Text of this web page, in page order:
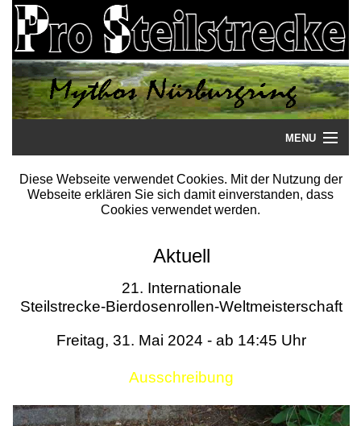
MENU
Startseite
Literatur
Termine
Diese Webseite verwendet Cookies. Mit der Nutzung der
Webseite erklären Sie sich damit einverstanden, dass
Cookies verwendet werden.
Aktuell
21. Internationale
Steilstrecke-Bierdosenrollen-Weltmeisterschaft
Freitag, 31. Mai 2024 - ab 14:45 Uhr
Ausschreibung